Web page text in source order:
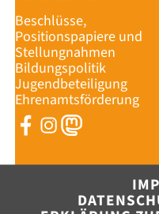
Beschlüsse,
Positionspapiere und
Stellungnahmen
Bildungspolitik
Jugendbeteiligung
Ehrenamtsförderung